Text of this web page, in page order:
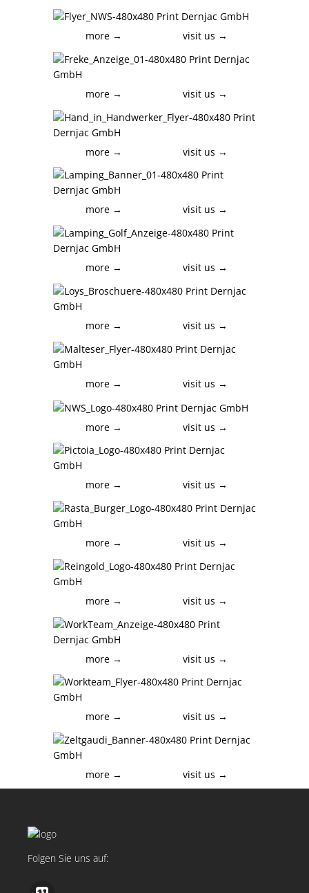
more → visit us →
more → visit us →
more → visit us →
more → visit us →
more → visit us →
more → visit us →
more → visit us →
more → visit us →
more → visit us →
more → visit us →
more → visit us →
more → visit us →
more → visit us →
more → visit us →
Folgen Sie uns auf: